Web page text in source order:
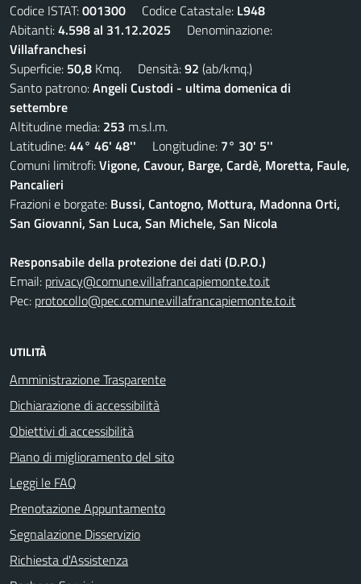
Codice ISTAT:001300 Codice Catastale: L948
Abitanti:4.598 al 31.12.2025 Denominazione:
Villafranchesi
Superficie: 50,8 Kmq. Densità:92 (ab/kmq.)
Santo patrono:Angeli Custodi - ultima domenica di
settembre
Altitudine media: 253 m.s.l.m.
Latitudine:44° 46' 48'' Longitudine: 7° 30' 5''
Comuni limitrofi:Vigone, Cavour, Barge, Cardè, Moretta, Faule,
Pancalieri
Frazioni e borgate: Bussi, Cantogno, Mottura, Madonna Orti,
San Giovanni, San Luca, San Michele, San Nicola
Responsabile della protezione dei dati (D.P.O.)
Email: privacy@comune.villafrancapiemonte.to.it
Pec: protocollo@pec.comune.villafrancapiemonte.to.it
UTILITÀ
Amministrazione Trasparente
Dichiarazione di accessibilità
Obiettivi di accessibilità
Piano di miglioramento del sito
Leggi le FAQ
Prenotazione Appuntamento
Segnalazione Disservizio
Richiesta d'Assistenza